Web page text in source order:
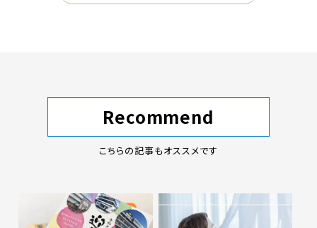
Recommend
こちらの記事もオススメです